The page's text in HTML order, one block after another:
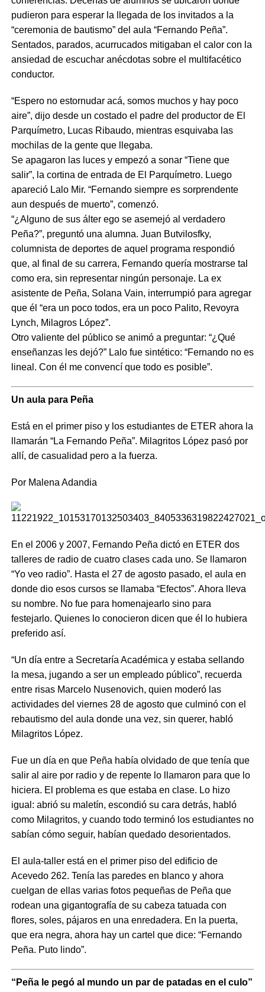
pudieron para esperar la llegada de los invitados a la
“ceremonia de bautismo” del aula “Fernando Peña”.
Sentados, parados, acurrucados mitigaban el calor con la
ansiedad de escuchar anécdotas sobre el multifacético
conductor.
“Espero no estornudar acá, somos muchos y hay poco
aire”, dijo desde un costado el padre del productor de El
Parquímetro, Lucas Ribaudo, mientras esquivaba las
mochilas de la gente que llegaba.
Se apagaron las luces y empezó a sonar “Tiene que
salir”, la cortina de entrada de El Parquímetro. Luego
apareció Lalo Mir. “Fernando siempre es sorprendente
aun después de muerto”, comenzó.
“¿Alguno de sus álter ego se asemejó al verdadero
Peña?”, preguntó una alumna. Juan Butvilosfky,
columnista de deportes de aquel programa respondió
que, al final de su carrera, Fernando quería mostrarse tal
como era, sin representar ningún personaje. La ex
asistente de Peña, Solana Vain, interrumpió para agregar
que él “era un poco todos, era un poco Palito, Revoyra
Lynch, Milagros López”.
Otro valiente del público se animó a preguntar: “¿Qué
enseñanzas les dejó?” Lalo fue sintético: “Fernando no es
lineal. Con él me convencí que todo es posible”.
Un aula para Peña
Está en el primer piso y los estudiantes de ETER ahora la
llamarán “La Fernando Peña”. Milagritos López pasó por
allí, de casualidad pero a la fuerza.
Por Malena Adandia
En el 2006 y 2007, Fernando Peña dictó en ETER dos
talleres de radio de cuatro clases cada uno. Se llamaron
“Yo veo radio”. Hasta el 27 de agosto pasado, el aula en
donde dio esos cursos se llamaba “Efectos”. Ahora lleva
su nombre. No fue para homenajearlo sino para
festejarlo. Quienes lo conocieron dicen que él lo hubiera
preferido así.
“Un día entre a Secretaría Académica y estaba sellando
la mesa, jugando a ser un empleado público”, recuerda
entre risas Marcelo Nusenovich, quien moderó las
actividades del viernes 28 de agosto que culminó con el
rebautismo del aula donde una vez, sin querer, habló
Milagritos López.
Fue un día en que Peña había olvidado de que tenía que
salir al aire por radio y de repente lo llamaron para que lo
hiciera. El problema es que estaba en clase. Lo hizo
igual: abrió su maletín, escondió su cara detrás, habló
como Milagritos, y cuando todo terminó los estudiantes no
sabían cómo seguir, habían quedado desorientados.
El aula-taller está en el primer piso del edificio de
Acevedo 262. Tenía las paredes en blanco y ahora
cuelgan de ellas varias fotos pequeñas de Peña que
rodean una gigantografía de su cabeza tatuada con
flores, soles, pájaros en una enredadera. En la puerta,
que era negra, ahora hay un cartel que dice: “Fernando
Peña. Puto lindo”.
“Peña le pegó al mundo un par de patadas en el culo”